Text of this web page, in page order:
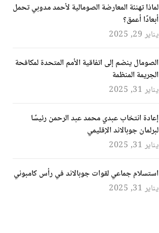
لماذا تهنئة المعارضة الصومالية لأحمد مدوبي تحمل
أبعادًا أعمق؟
يناير 29, 2025
الصومال ينضم إلى اتفاقية الأمم المتحدة لمكافحة
الجريمة المنظمة
يناير 31, 2025
إعادة انتخاب عبدي محمد عبد الرحمن رئيسًا
لبرلمان جوبالاند الإقليمي
يناير 31, 2025
استسلام جماعي لقوات جوبالاند في رأس كامبوني
يناير 31, 2025